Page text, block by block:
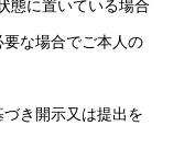
態に置いている場合
要な場合でご本人の
づき開示又は提出を